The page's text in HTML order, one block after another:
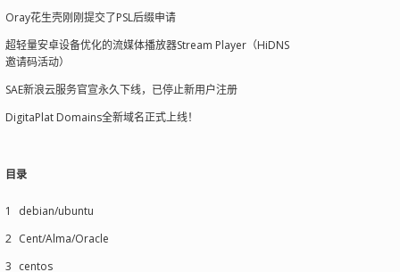
Oray花生壳刚刚提交了PSL后缀申请
超轻量安卓设备优化的流媒体播放器Stream Player（HiDNS
邀请码活动）
SAE新浪云服务官宣永久下线，已停止新用户注册
DigitaPlat Domains全新域名正式上线！
目录
1
debian/ubuntu
2 Cent/Alma/Oracle
3 centos